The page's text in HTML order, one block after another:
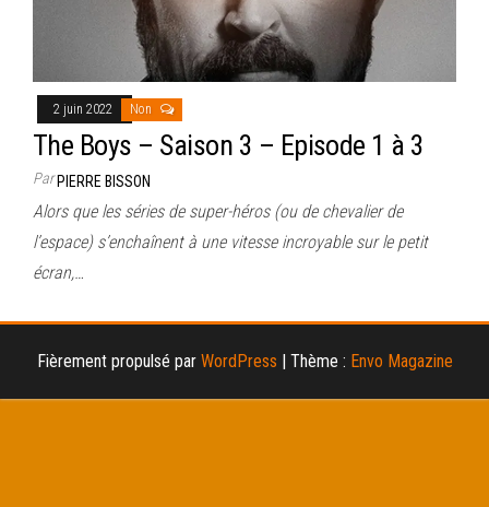
2 juin 2022 Non
The Boys – Saison 3 – Episode 1 à 3
ParPIERRE BISSON
Alors que les séries de super-héros (ou de chevalier de
l’espace) s’enchaînent à une vitesse incroyable sur le petit
écran,…
Fièrement propulsé par WordPress Thème : Envo Magazine